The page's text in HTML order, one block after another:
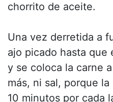
chorrito de aceite.
Una vez derretida a
ajo picado hasta que
y se coloca la carne
más, ni sal, porque
10 minutos por cada